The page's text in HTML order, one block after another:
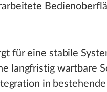
für eine stabile
langfristig wartbare
in